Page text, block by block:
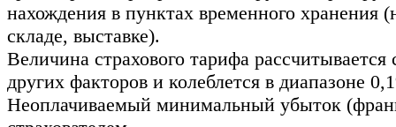
нахождения в пунктах временного хранения
складе, выставке).
Величина страхового тарифа
других факторов и колеблется в диапазоне
Неоплачиваемый минимальный убыток